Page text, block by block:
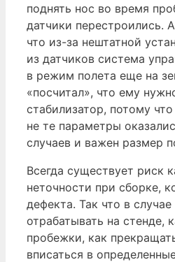
поднять нос во время
датчики перестроились.
что из-за нештатной
из датчиков система
в режим полета еще на
«посчитал», что ему
стабилизатор, потому что
не те параметры
случаев и важен размер
Всегда существует риск
неточности при сборке,
дефекта. Так что в
отрабатывать на стенде,
пробежки, как
вписаться в